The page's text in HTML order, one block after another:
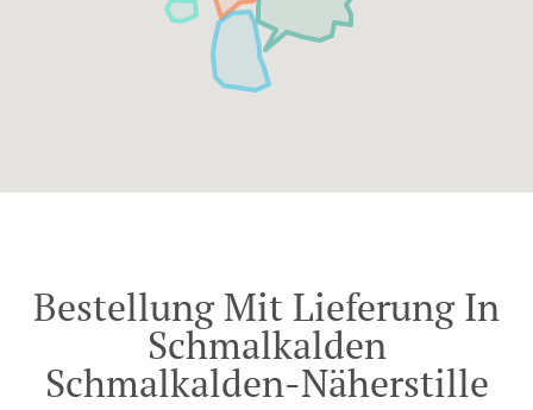
Bestellung Mit Lieferung In
Schmalkalden
Schmalkalden-Näherstille